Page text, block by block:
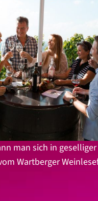
man sich in
Wartberger